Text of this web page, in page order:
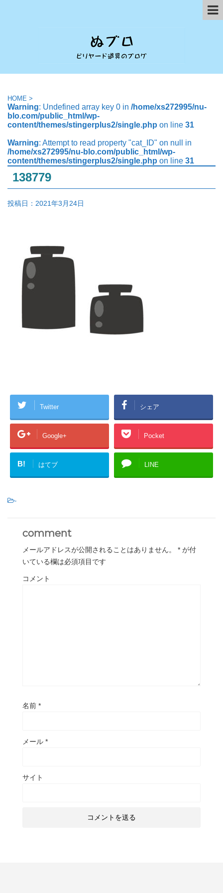
HOME >
Warning: Undefined array key 0 in /home/xs272995/nu-
blo.com/public_html/wp-
content/themes/stingerplus2/single.php on line 31
Warning: Attempt to read property "cat_ID" on null in
/home/xs272995/nu-blo.com/public_html/wp-
content/themes/stingerplus2/single.php on line 31
138779
投稿日： 2021年3月24日
Twitter シェア
Google+ Pocket
B! はてブ LINE
-
comment
メールアドレスが公開されることはありません。 * が付
いている欄は必須項目です
コメント
名前 *
メール *
サイト